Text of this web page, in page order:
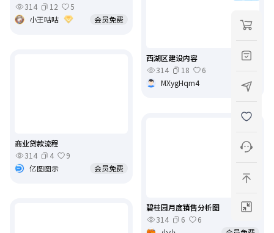
西湖区建设内容
314
18
6
MXygHqm4
免费
314
12
5
小王咕咕
会员免费
商业贷款流程
314
4
9
亿图图示
会员免费
碧桂园月度销售分析图
314
6
6